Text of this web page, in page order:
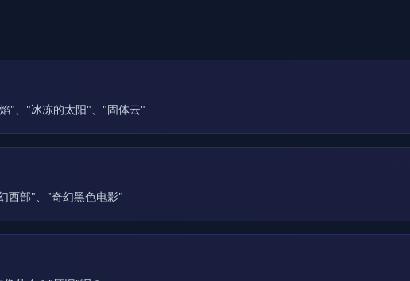
"、"冰冻的太阳"、"固体云"
西部"、"奇幻黑色电影"